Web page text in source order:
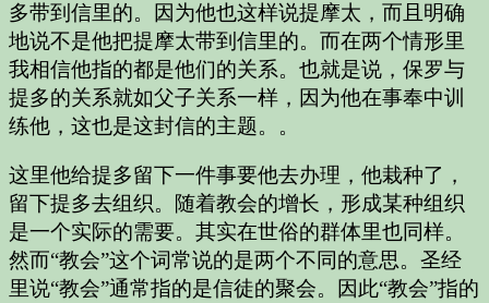
多带到信里的。因为他也这样说提摩太，而且明确
地说不是他把提摩太带到信里的。而在两个情形里
我相信他指的都是他们的关系。也就是说，保罗与
提多的关系就如父子关系一样，因为他在事奉中训
练他，这也是这封信的主题。。
这里他给提多留下一件事要他去办理，他栽种了，
留下提多去组织。随着教会的增长，形成某种组织
是一个实际的需要。其实在世俗的群体里也同样。
然而“教会”这个词常说的是两个不同的意思。圣经
里说“教会”通常指的是信徒的聚会。因此“教会”指的